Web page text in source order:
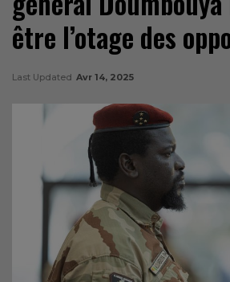
être l’otage des
Last Updated Avr 14, 2025